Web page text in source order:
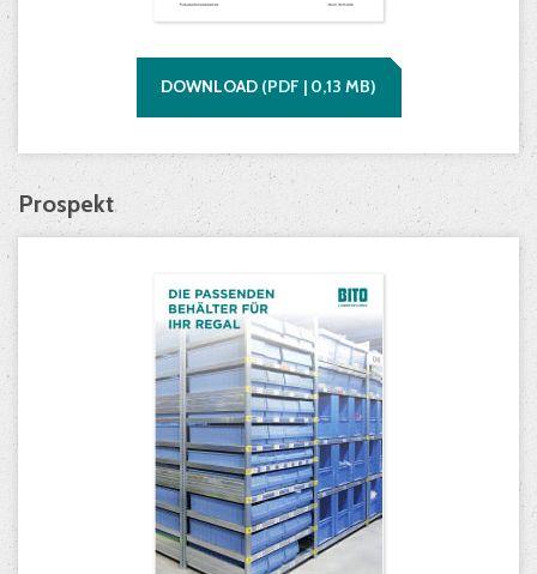
DOWNLOAD (PDF | 0,13 MB)
Prospekt